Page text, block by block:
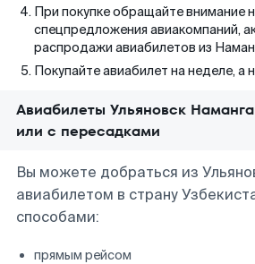
При покупке обращайте внимание
спецпредложения авиакомпаний,
распродажи авиабилетов из
Покупайте авиабилет на неделе, а
Авиабилеты Ульяновск
или с пересадками
Вы можете добраться из
авиабилетом в страну
способами:
прямым рейсом